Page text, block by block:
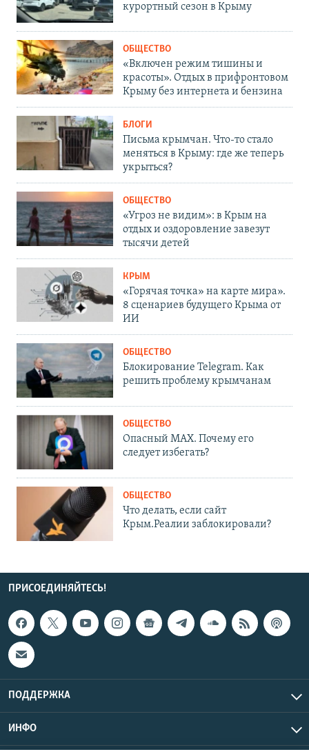
курортный сезон в Крыму
ОБЩЕСТВО
«Включен режим тишины и
красоты». Отдых в прифронтовом
Крыму без интернета и бензина
БЛОГИ
Письма крымчан. Что-то стало
меняться в Крыму: где же теперь
укрыться?
ОБЩЕСТВО
«Угроз не видим»: в Крым на
отдых и оздоровление завезут
тысячи детей
КРЫМ
«Горячая точка» на карте мира».
8 сценариев будущего Крыма от
ИИ
ОБЩЕСТВО
Блокирование Telegram. Как
решить проблему крымчанам
ОБЩЕСТВО
Опасный MAX. Почему его
следует избегать?
ОБЩЕСТВО
Что делать, если сайт
Крым.Реалии заблокировали?
ПРИСОЕДИНЯЙТЕСЬ!
ПОДДЕРЖКА
ИНФО